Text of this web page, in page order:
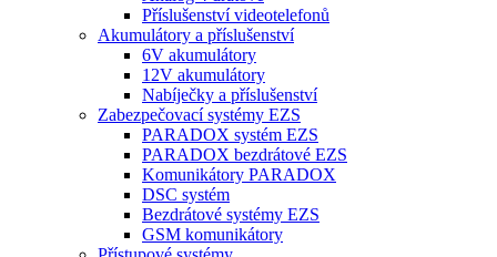
Příslušenství videotelefonů
Akumulátory a příslušenství
6V akumulátory
12V akumulátory
Nabíječky a příslušenství
Zabezpečovací systémy EZS
PARADOX systém EZS
PARADOX bezdrátové EZS
Komunikátory PARADOX
DSC systém
Bezdrátové systémy EZS
GSM komunikátory